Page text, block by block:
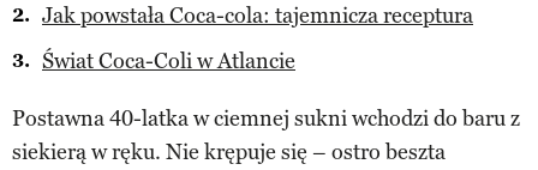
Jak powstała Coca-cola: tajemnicza receptura
Świat Coca-Coli w Atlancie
Postawna 40-latka w ciemnej sukni wchodzi do baru z
siekierą w ręku. Nie krępuje się – ostro beszta